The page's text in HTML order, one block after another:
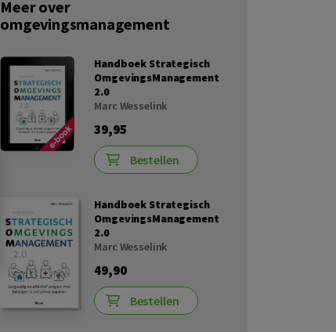
Meer over
omgevingsmanagement
Handboek Strategisch
OmgevingsManagement
2.0
Marc Wesselink
39,95
Bestellen
Handboek Strategisch
OmgevingsManagement
2.0
Marc Wesselink
49,90
Bestellen